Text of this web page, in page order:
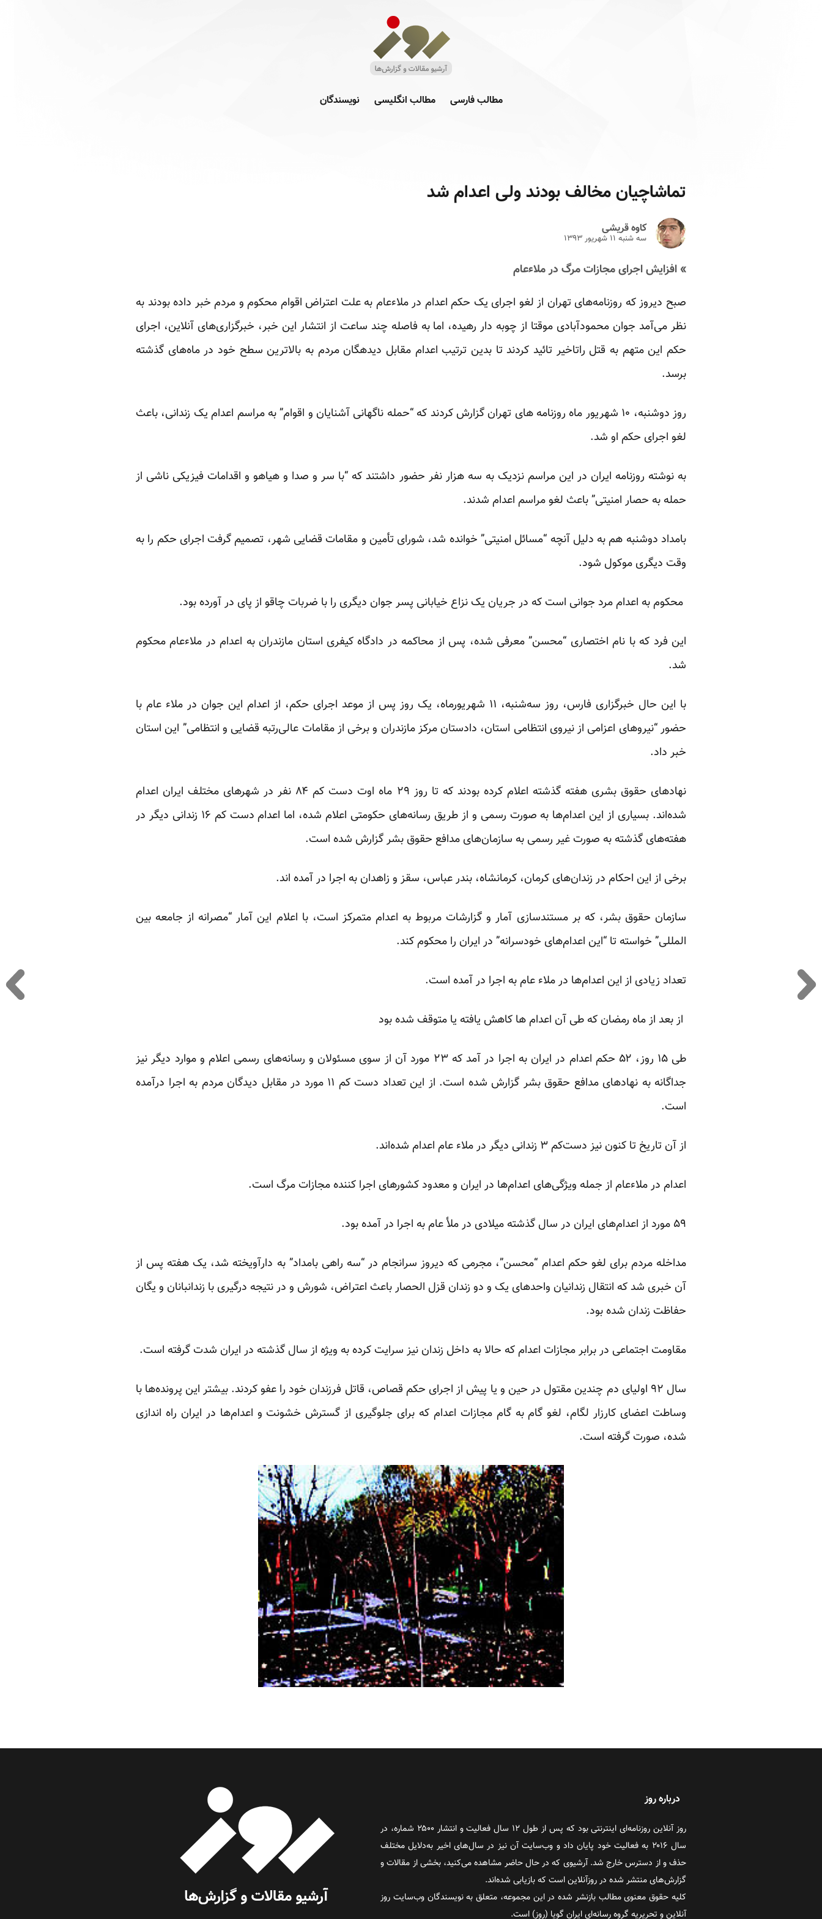
مطالب فارسی مطالب انگلیسی نویسندگان
تماشاچیان مخالف بودند ولی اعدام شد
کاوه قریشی
سه شنبه ۱۱ شهريور ۱۳۹۳
» افزایش اجرای مجازات مرگ در ملاء‌عام
صبح دیروز که روزنامه‌های تهران از لغو اجرای یک حکم اعدام در ملاء‌عام به علت اعتراض اقوام محکوم و مردم خبر داده بودند به
نظر می‌آمد جوان محمودآبادی موقتا از چوبه دار رهیده، اما به فاصله چند ساعت از انتشار این خبر، خبرگزاری‌های آنلاین، اجرای
حکم این متهم به قتل راتاخیر تائید کردند تا بدین ترتیب اعدام مقابل دیدهگان مردم به بالاترین سطح خود در ماه‌های گذشته
برسد.
روز دوشنبه، ۱۰ شهریور ماه روزنامه های تهران گزارش کردند که “حمله ناگهانی آشنایان و اقوام” به مراسم اعدام یک زندانی، باعث
لغو اجرای حکم او شد.
به نوشته روزنامه ایران در این مراسم نزدیک به سه هزار نفر حضور داشتند که “با سر و صدا و هیاهو و اقدامات فیزیکی ناشی از
حمله به حصار امنیتی” باعث لغومراسم اعدام شدند.
بامداد دوشنبه هم به دلیل آنچه “مسائل امنیتی” خوانده شد، شورای تأمین و مقامات قضایی شهر، تصمیم گرفت اجرای حکم را به
وقت دیگری موکول شود.
محکوم به اعدام مرد جوانی است که در جریان یک نزاع خیابانی پسر جوان دیگری را با ضربات چاقو از پای در آورده بود.
این فرد که با نام اختصاری “محسن” معرفی شده، پس از محاکمه در دادگاه کیفری استان مازندران به اعدام در ملاءعام محکوم
شد.
با این حال خبرگزاری فارس، روز سه‌شنبه، ۱۱ شهریورماه، یک روز پس از موعد اجرای حکم، از اعدام این جوان در ملاء عام با
حضور “نیروهای اعزامی از نیروی انتظامی استان، دادستان مرکز مازندران و برخی از مقامات عالی‌رتبه قضایی و انتظامی” این استان
خبر داد.
نهادهای حقوق بشری هفته گذشته اعلام کرده بودند که تا روز ۲۹ ماه اوت دست کم ۸۴ نفر در شهرهای مختلف ایران اعدام
شده‌اند. بسیاری از این اعدام‌ها به صورت رسمی و از طریق رسانه‌های حکومتی اعلام شده، اما اعدام دست کم ۱۶ زندانی دیگر در
هفته‌های گذشته به صورت غیر رسمی به سازمان‌های مدافع حقوق بشر گزارش شده است.
برخی از این احکام در زندان‌های کرمان، کرمانشاه، بندر عباس، سقز و زاهدان به اجرا در آمده اند.
سازمان حقوق بشر، که بر مستندسازی آمار و گزارشات مربوط به اعدام متمرکز است، با اعلام این آمار “مصرانه از جامعه بین
المللی” خواسته تا “این اعدام‌های خودسرانه” در ایران را محکوم کند.
تعداد زیادی از این اعدام‌ها در ملاء عام به اجرا در آمده است.
از بعد از ماه رمضان که طی آن اعدام ها کاهش یافته یا متوقف شده بود
طی ۱۵ روز، ۵۲ حکم
اعدام در ایران به اجرا در آمد که ۲۳ مورد آن از سوی مسئولان و رسانه‌های رسمی اعلام و موارد دیگر نیز
جداگانه به نهادهای مدافع حقوق بشر گزارش شده است. از این تعداد دست کم ۱۱ مورد در مقابل دیدگان مردم به اجرا درآمده
است.
از آن تاریخ تا کنون نیز دست‌کم ۳ زندانی دیگر در ملاء عام اعدام شده‌اند.
اعدام در ملاء‌عام از جمله ویژگی‌های اعدام‌ها در ایران و معدود کشورهای اجرا کننده مجازات مرگ است.
۵۹ مورد از اعدام‌های ایران در سال گذشته میلادی در ملأ عام به اجرا در آمده بود.
مداخله مردم برای لغو حکم اعدام “محسن”، مجرمی که دیروز سرانجام در “سه راهی بامداد” به دارآویخته شد، یک هفته پس از
آن خبری شد که انتقال زندانیان واحدهای یک و دو زندان قزل الحصار باعث اعتراض، شورش و در نتیجه درگیری با زندانبانان و یگان
حفاظت زندان شده بود.
مقاومت اجتماعی در برابر مجازات اعدام که حالا به داخل زندان نیز سرایت کرده به ویژه از سال گذشته در ایران شدت گرفته است.
سال ۹۲ اولیای دم چندین مقتول در حین و یا پیش از اجرای حکم قصاص، قاتل فرزندان خود را عفو کردند. بیشتر این پرونده‌ها با
وساطت اعضای کارزار لگام، لغو گام به گام مجازات اعدام که برای جلوگیری از گسترش خشونت و اعدام‌ها در ایران راه اندازی
شده، صورت گرفته است.
درباره روز
روز آنلاین روزنامه‌ای اینترنتی بود که پس از طول ۱۲ سال فعالیت و انتشار ۲۵۰۰ شماره، در
سال ۲۰۱۶ به فعالیت خود پایان داد و وب‌سایت آن نیز در سال‌های اخیر به‌دلایل مختلف
حذف و از دسترس خارج شد. آرشیوی که در حال حاضر مشاهده می‌کنید، بخشی از مقالات و
گزارش‌های منتشر شده در روزآنلاین است که بازیابی شده‌اند.
کلیه حقوق معنوی مطالب بازنشر شده در این مجموعه، متعلق به نویسندگان وب‌سایت روز
آنلاین و تحریریه گروه رسانه‌ای ایران گویا (روز) است.